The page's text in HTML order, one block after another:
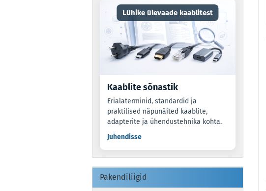
Lühike ülevaade kaablitest
Kaablite sõnastik
Erialaterminid, standardid ja
praktilised näpunäited kaablite,
adapterite ja ühendustehnika kohta.
Juhendisse
Pakendiliigid